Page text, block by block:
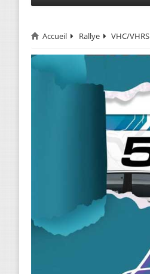
Accueil Rallye VHC/VHRS